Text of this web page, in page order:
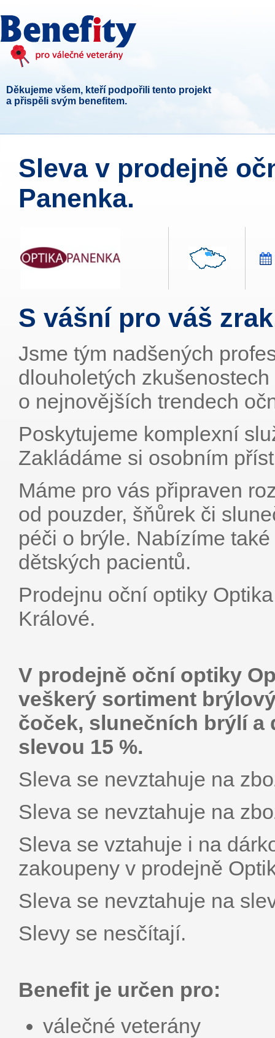
Děkujeme všem, kteří podpořili tento projekt
a přispěli svým benefitem.
Sleva v prodejně
Panenka.
S vášní pro váš
Jsme tým nadšených
dlouholetých
o nejnovějších trendech
Poskytujeme komplexní
Zakládáme si osobním
Máme pro vás připraven
od pouzder, šňůrek či
péči o brýle. Nabízíme
dětských pacientů.
Prodejnu oční optiky
Králové.
V prodejně oční optiky
veškerý sortiment
čoček, slunečních brýlí a
slevou 15 %.
Sleva se nevztahuje na
Sleva se nevztahuje na
Sleva se vztahuje i na
zakoupeny v prodejně
Sleva se nevztahuje na
Slevy se nesčítají.
Benefit je určen pro:
válečné veterány